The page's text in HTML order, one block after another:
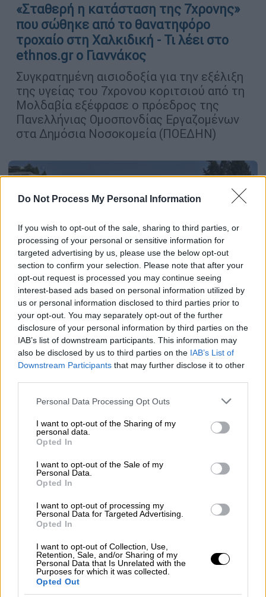
Do Not Process My Personal Information
If you wish to opt-out of the sale, sharing to third parties, or
processing of your personal or sensitive information for
targeted advertising by us, please use the below opt-out
section to confirm your selection. Please note that after your
opt-out request is processed you may continue seeing
interest-based ads based on personal information utilized by
us or personal information disclosed to third parties prior to
your opt-out. You may separately opt-out of the further
disclosure of your personal information by third parties on the
IAB’s list of downstream participants. This information may
also be disclosed by us to third parties on the IAB’s List of
Downstream Participants that may further disclose it to other
Please note that this website/app uses one or more Google
not limited to your visit or usage behaviour. You may click to
grant or deny consent to Google and its third-party tags to
use your data for below specified purposes in below Google
consent section.
Personal Data Processing Opt Outs
I want to opt-out of the Sharing of my
personal data.
Opted In
I want to opt-out of the Sale of my
Personal Data.
Opted In
I want to opt-out of processing my
Personal Data for Targeted Advertising.
Opted In
I want to opt-out of Collection, Use,
Retention, Sale, and/or Sharing of my
Personal Data that Is Unrelated with the
Purposes for which it was collected.
Opted Out
«Σταθερή η κατάσταση της 7χρονης»
που σώθηκε από το θανατηφόρο
τροχαίο στη Χαλκιδική - Τι λέει στο
ethnos.gr ο Γιαννάκος
Συγκρατημένη αισιοδοξία για την εξέλιξη
της υγείας του 7χρονου κοριτσιού από τη
Μολδαβία εξέφρασε ο πρόεδρος της
Πανελλήνιας Ομοσπονδίας Εργαζομένων
στα Δημόσια Νοσοκομεία (ΠΟΕΔΗΝ)
Οικονομία|16.07.2026 06:35
Καμπανάκι για τον ελληνικό τουρισμό:
προορισμοί χαρακτηρίζονται νησιά των
Δωδεκανήσων, ενώ αρκετή τουριστική